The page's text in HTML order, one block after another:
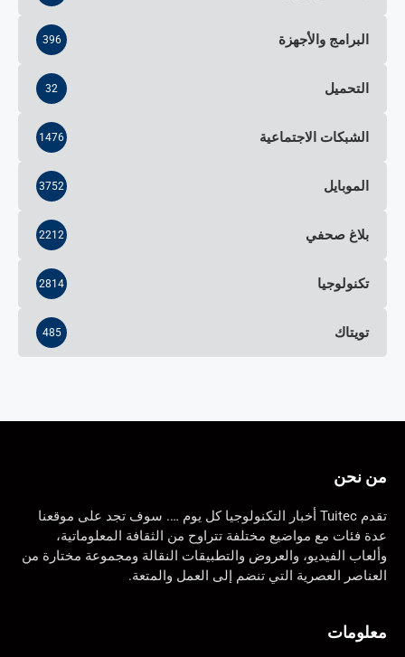
البرامج والأجهزة 396
التحميل 32
الشبكات الاجتماعية 1476
الموبايل 3752
بلاغ صحفي 2212
تكنولوجيا 2814
تويتاك 485
من نحن
تقدم Tuitec أخبار التكنولوجيا كل يوم …. سوف تجد على موقعنا
عدة فئات مع مواضيع مختلفة تتراوح من الثقافة المعلوماتية،
وألعاب الفيديو، والعروض والتطبيقات النقالة ومجموعة مختارة من
العناصر العصرية التي تنضم إلى العمل والمتعة.
معلومات